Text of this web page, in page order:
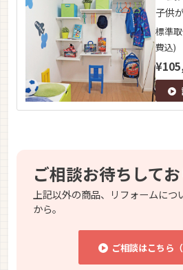
子供
標準
費込)
ご相談お待ちしてお
上記以外の商品、リフォームにつ
から。
ご相談はこちら（